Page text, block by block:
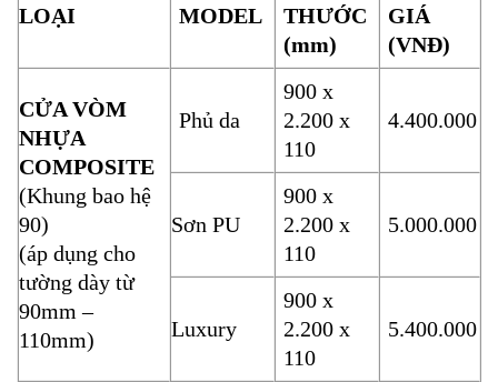
LOẠI MODEL
THƯỚC
(mm)
GIÁ
(VNĐ)
CỬA VÒM
NHỰA
COMPOSITE
(Khung bao hệ
90)
(áp dụng cho
tường dày từ
90mm –
110mm)
Phủ da
900 x
2.200 x
110
4.400.000
Sơn PU
900 x
2.200 x
110
5.000.000
Luxury
900 x
2.200 x
110
5.400.000